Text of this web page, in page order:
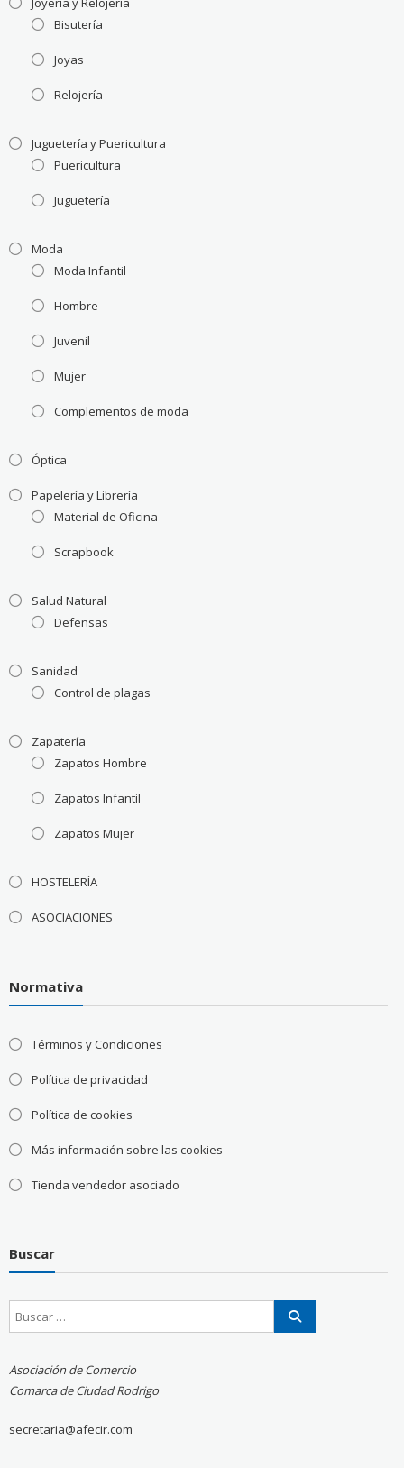
Bisutería
Joyas
Relojería
Juguetería y Puericultura
Puericultura
Juguetería
Moda
Moda Infantil
Hombre
Juvenil
Mujer
Complementos de moda
Óptica
Papelería y Librería
Material de Oficina
Scrapbook
Salud Natural
Defensas
Sanidad
Control de plagas
Zapatería
Zapatos Hombre
Zapatos Infantil
Zapatos Mujer
HOSTELERÍA
ASOCIACIONES
Normativa
Términos y Condiciones
Política de privacidad
Política de cookies
Más información sobre las cookies
Tienda vendedor asociado
Buscar
Asociación de Comercio
Comarca de Ciudad Rodrigo
secretaria@afecir.com